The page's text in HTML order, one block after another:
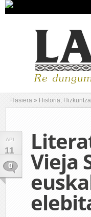
Hasiera » Historia, Hizkuntza
API
11
0
Vieja